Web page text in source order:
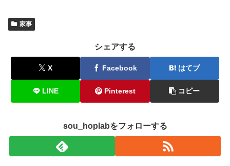
家事
シェアする
X Facebook はてブ
LINE Pinterest コピー
sou_hoplabをフォローする